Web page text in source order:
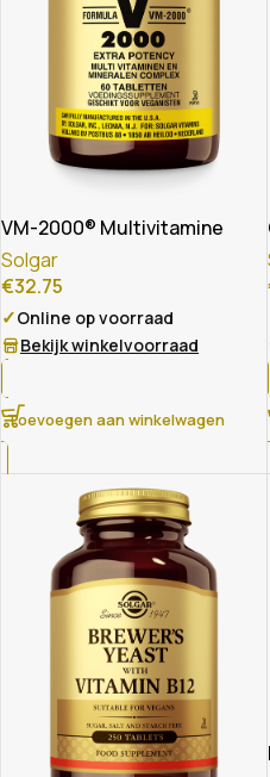
VM-2000® Multivitamine
Solgar
€32.75
✓Online op voorraad
Bekijk winkelvoorraad
Toevoegen aan winkelwagen